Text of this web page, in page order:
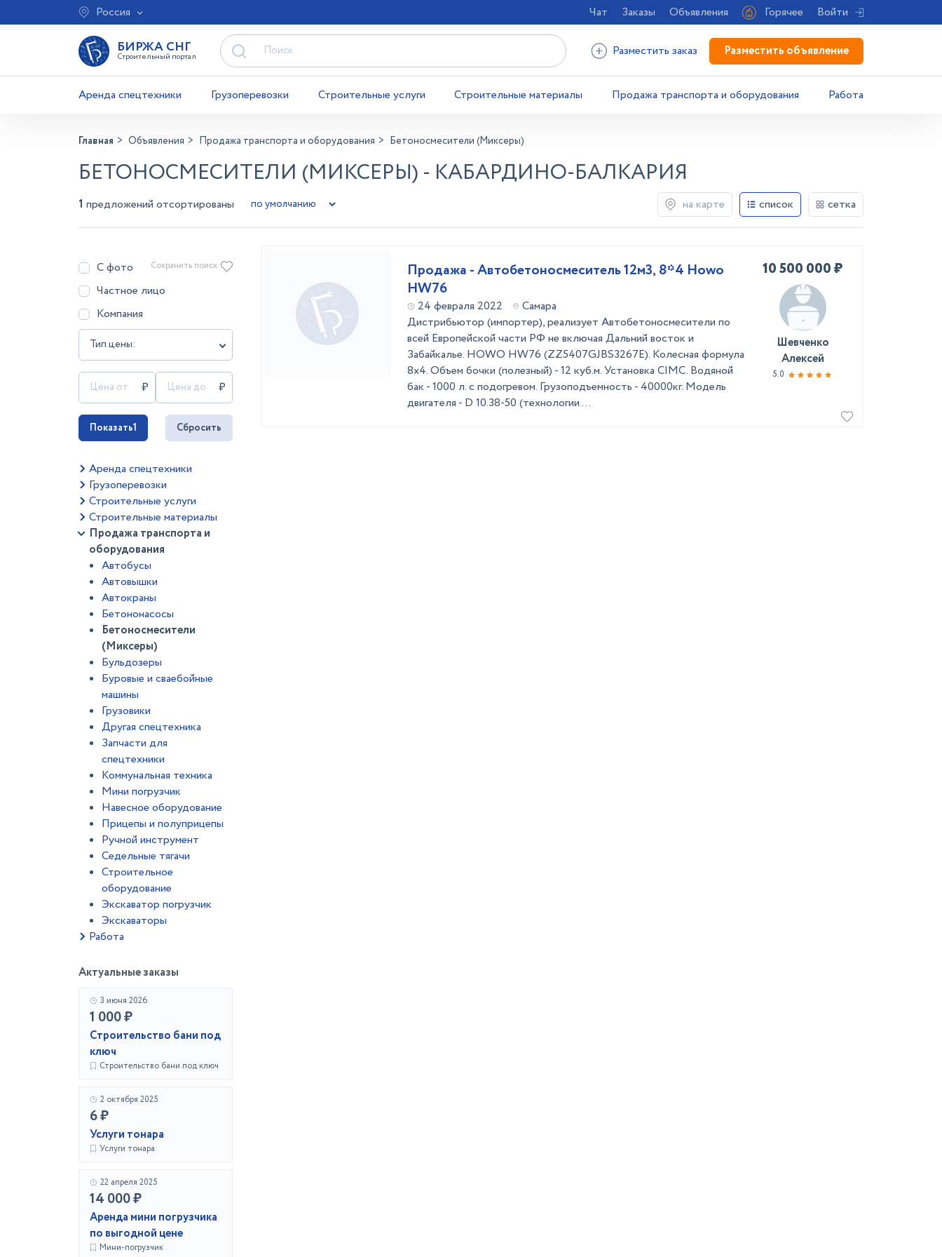
Россия Чат Заказы Объявления Горячее Войти
БИРЖА СНГ
Строительный портал Разместить заказ Разместить объявление
Аренда спецтехники Грузоперевозки Строительные услуги Строительные материалы Продажа транспорта и оборудования Работа
Главная Объявления Продажа транспорта и оборудования Бетоносмесители (Миксеры)
БЕТОНОСМЕСИТЕЛИ (МИКСЕРЫ) - КАБАРДИНО-БАЛКАРИЯ
1 предложений отсортированы на карте список сетка
С фото
Частное лицо
Компания
Тип цены:
Сохранить поиск
Показать1 Сбросить
Аренда спецтехники
Грузоперевозки
Строительные услуги
Строительные материалы
Продажа транспорта и
оборудования
Автобусы
Автовышки
Автокраны
Бетононасосы
Бетоносмесители
(Миксеры)
Бульдозеры
Буровые и сваебойные
машины
Грузовики
Другая спецтехника
Запчасти для
спецтехники
Коммунальная техника
Мини погрузчик
Навесное оборудование
Прицепы и полуприцепы
Ручной инструмент
Седельные тягачи
Строительное
оборудование
Экскаватор погрузчик
Экскаваторы
Работа
Актуальные заказы
3 июня 2026
1 000 ₽
Строительство бани под
ключ
Строительство бани под ключ
2 октября 2025
6 ₽
Услуги тонара
Услуги тонара
22 апреля 2025
14 000 ₽
Аренда мини погрузчика
по выгодной цене
Мини-погрузчик
Продажа - Автобетоносмеситель 12м3, 8*4 Howo
HW76
24 февраля 2022
Самара
Дистрибьютор (импортер), реализует Автобетоносмесители по
всей Европейской части РФ не включая Дальний восток и
Забайкалье. HOWO HW76 (ZZ5407GJBS3267E). Колесная формула
8х4. Объем бочки (полезный) - 12 куб.м. Установка CIMC. Водяной
бак - 1000 л. с подогревом. Грузоподъемность - 40000кг. Модель
двигателя - D 10.38-50 (технологии ...
10 500 000 ₽
Шевченко
Алексей
5.0